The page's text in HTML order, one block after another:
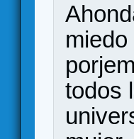
todos